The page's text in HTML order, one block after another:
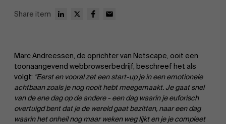
Share item
Marc Andreessen, de oprichter van Netscape, ooit een
toonaangevend webbrowserbedrijf, beschreef het als
volgt: "Eerst en vooral zet een start-up je in een emotionele
achtbaan zoals je nog nooit hebt meegemaakt. Je gaat snel
van de ene dag op de andere - een dag waarin je euforisch
overtuigd bent dat je de wereld gaat bezitten, naar een dag
waarin het onheil nog maar weken weg lijkt en je je compleet